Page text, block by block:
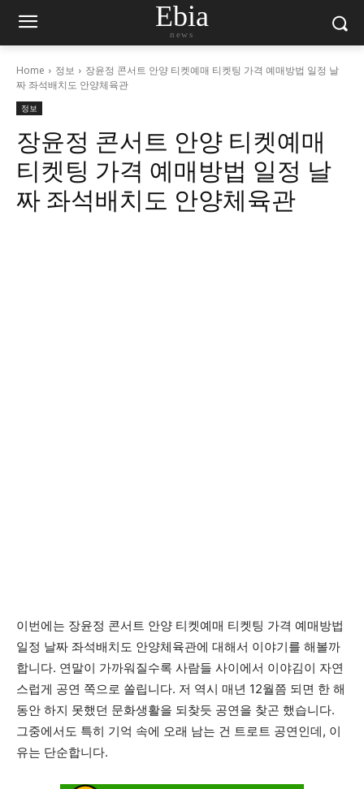
Ebia
news
Home 정보
장윤정 콘서트 안양 티켓예매 티켓팅 가격 예매방법 일정 날
짜 좌석배치도 안양체육관
정보
장윤정 콘서트 안양 티켓예매
티켓팅 가격 예매방법 일정 날
짜 좌석배치도 안양체육관
이번에는 장윤정 콘서트 안양 티켓예매 티켓팅 가격 예매방법
일정 날짜 좌석배치도 안양체육관에 대해서 이야기를 해볼까
합니다. 연말이 가까워질수록 사람들 사이에서 이야김이 자연
스럽게 공연 쪽으로 쏠립니다. 저 역시 매년 12월쯤 되면 한 해
동안 하지 못했던 문화생활을 되찾듯 공연을 찾곤 했습니다.
그중에서도 특히 기억 속에 오래 남는 건 트로트 공연인데, 이
유는 단순합니다.